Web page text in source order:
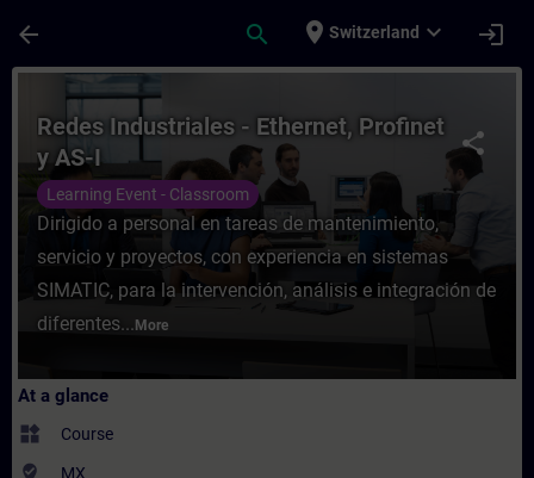
arrow_back search place Switzerland expand_more login
Course - Redes Industriales - Ethernet,
share
Redes Industriales - Ethernet, Profinet
y AS-I
Learning Event - Classroom
Dirigido a personal en tareas de mantenimiento,
servicio y proyectos, con experiencia en sistemas
SIMATIC, para la intervención, análisis e integración de
diferentes... More
At a glance
widgets Course
where_to_vote MX